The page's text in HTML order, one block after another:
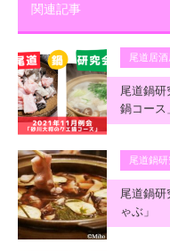
関連記事
尾道居酒
尾道鍋
鍋コース
尾道鍋研
尾道鍋
ゃぶ」